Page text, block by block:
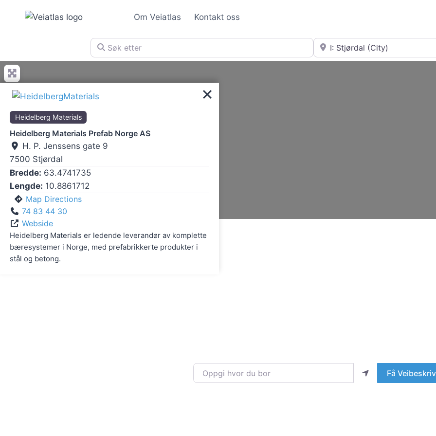
Om Veiatlas Kontakt oss
Søk etter Nær
Oppgi hvor du bor Få
Heidelberg Materials
Heidelberg Materials Prefab Norge AS
H. P. Jenssens gate 9
7500 Stjørdal
Bredde: 63.4741735
Lengde: 10.8861712
Map Directions
74 83 44 30
Webside
Heidelberg Materials er ledende leverandør av komplette
bæresystemer i Norge, med prefabrikkerte produkter i
stål og betong.